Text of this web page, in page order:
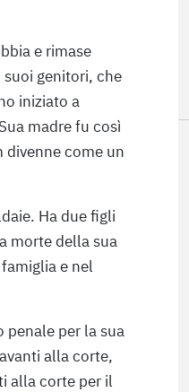
e rimase
genitori, che
iniziato a
madre fu così
divenne come un
Ha due figli
morte della sua
e nel
penale per la sua
alla corte,
alla corte per il